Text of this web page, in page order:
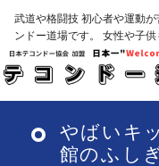
Skip
main
content
武道や格闘技 初心者や運動
ンドー道場です。 女性や子
やばいキ
館のふし